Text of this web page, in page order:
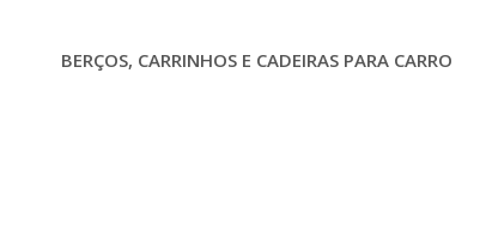
BERÇOS, CARRINHOS E CADEIRAS PARA CARRO